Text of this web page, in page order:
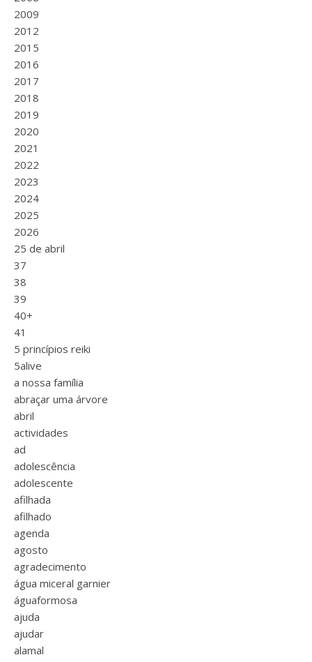
2009
2012
2015
2016
2017
2018
2019
2020
2021
2022
2023
2024
2025
2026
25 de abril
37
38
39
40+
41
5 princípios reiki
5alive
a nossa família
abraçar uma árvore
abril
actividades
ad
adolescência
adolescente
afilhada
afilhado
agenda
agosto
agradecimento
água miceral garnier
águaformosa
ajuda
ajudar
alamal